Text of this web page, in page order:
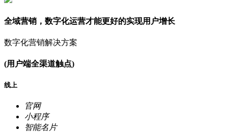
全域营销，数字化运营才能更好的实现用户增长
数字化营销解决方案
(用户端全渠道触点)
线上
官网
小程序
智能名片